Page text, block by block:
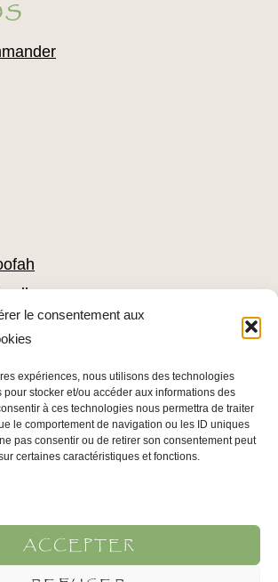
le consentement aux
expériences, nous utilisons des technologies
stocker et/ou accéder aux informations des
à ces technologies nous permettra de traiter
le comportement de navigation ou les ID uniques
pas consentir ou de retirer son consentement peut
certaines caractéristiques et fonctions.
ACCEPTER
du loofah
votre épiderme
d’Utilisation